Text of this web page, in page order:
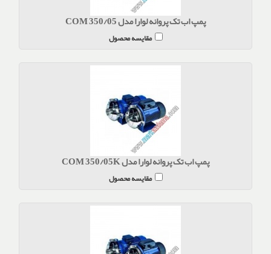
پمپ اب تک پروانه لوارا مدل COM 350/05
مقایسه محصول
پمپ اب تک پروانه لوارا مدل COM 350/05K
مقایسه محصول